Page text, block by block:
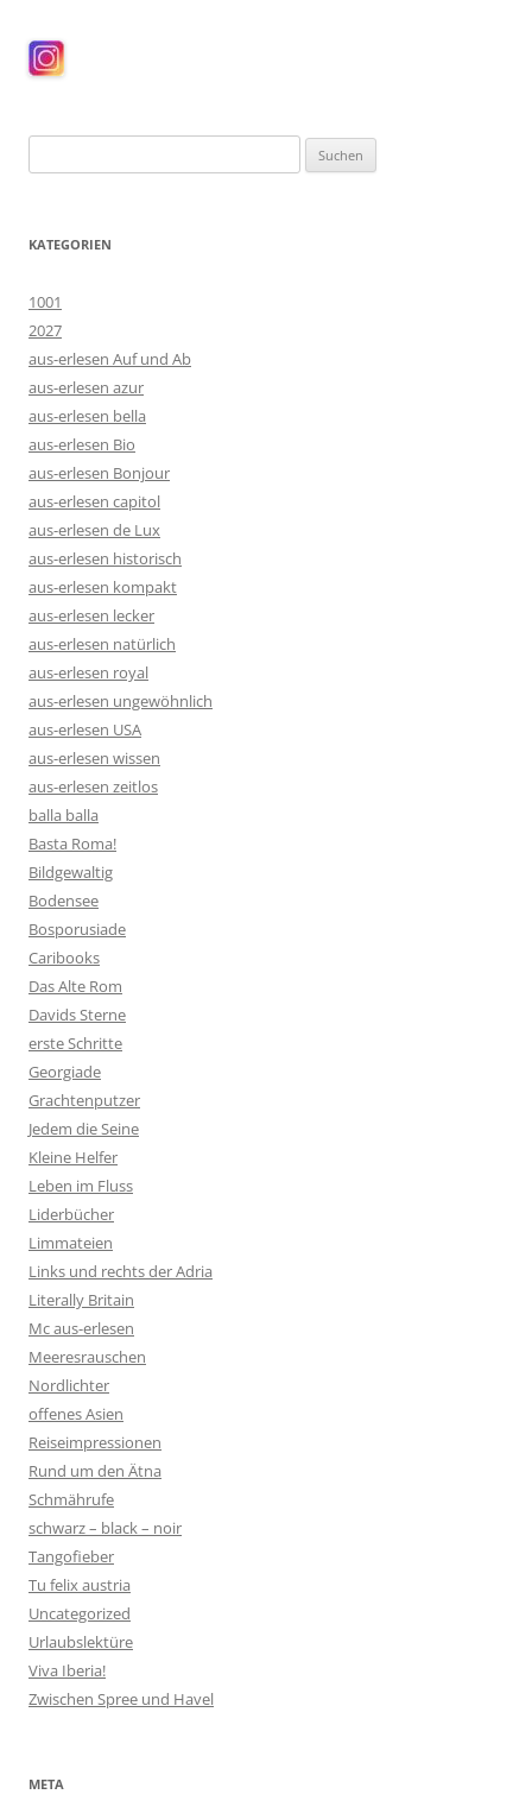
nach:
KATEGORIEN
1001
2027
aus-erlesen Auf und Ab
aus-erlesen azur
aus-erlesen bella
aus-erlesen Bio
aus-erlesen Bonjour
aus-erlesen capitol
aus-erlesen de Lux
aus-erlesen historisch
aus-erlesen kompakt
aus-erlesen lecker
aus-erlesen natürlich
aus-erlesen royal
aus-erlesen ungewöhnlich
aus-erlesen USA
aus-erlesen wissen
aus-erlesen zeitlos
balla balla
Basta Roma!
Bildgewaltig
Bodensee
Bosporusiade
Caribooks
Das Alte Rom
Davids Sterne
erste Schritte
Georgiade
Grachtenputzer
Jedem die Seine
Kleine Helfer
Leben im Fluss
Liderbücher
Limmateien
Links und rechts der Adria
Literally Britain
Mc aus-erlesen
Meeresrauschen
Nordlichter
offenes Asien
Reiseimpressionen
Rund um den Ätna
Schmährufe
schwarz – black – noir
Tangofieber
Tu felix austria
Uncategorized
Urlaubslektüre
Viva Iberia!
Zwischen Spree und Havel
META